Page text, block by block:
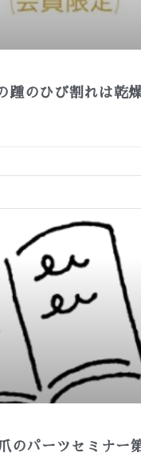
踵のひび割れは乾
のパーツセミナー